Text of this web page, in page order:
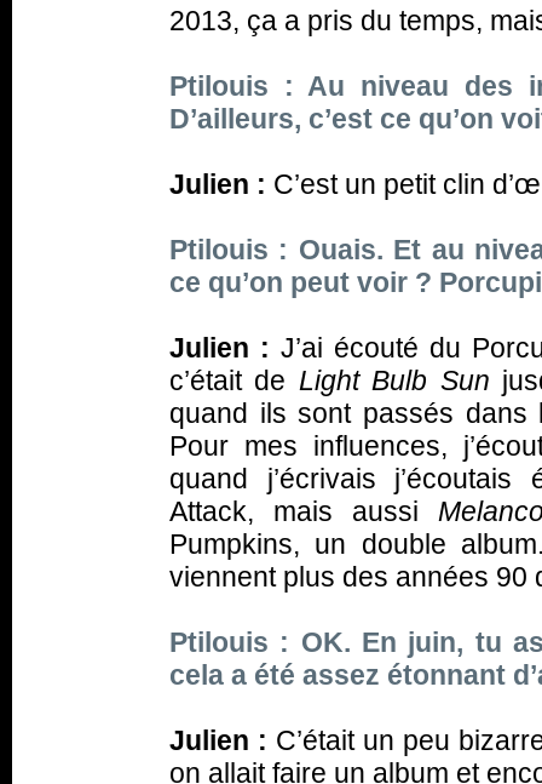
2013, ça a pris du temps,
Ptilouis : Au niveau des
D’ailleurs, c’est ce qu’on
Julien : C’est un petit clin
Ptilouis : Ouais. Et au
ce qu’on peut voir ?
Julien : J’ai écouté du
c’était de Light Bulb Sun
quand ils sont passés dans
Pour mes influences,
quand j’écrivais j’écoutais
Attack, mais aussi
Pumpkins, un double
viennent plus des années 90
Ptilouis : OK. En juin, tu
cela a été assez étonnant
Julien : C’était un peu
on allait faire un album et